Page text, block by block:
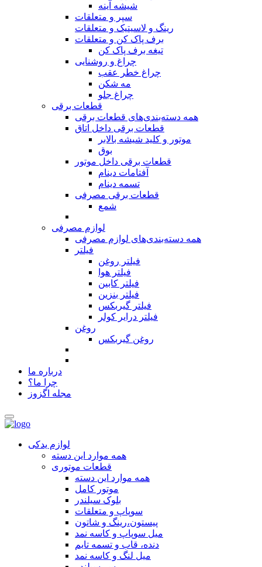
شیشه آینه
سپر و متعلقات
رینگ و لاسیتیک و متعلقات
برف پاک کن و متعلقات
تیغه برف پاک کن
چراغ و روشنایی
چراغ خطر عقب
مه شکن
چراغ جلو
قطعات برقی
همه دسته‌بندی‌های قطعات برقی
قطعات برقی داخل اتاق
موتور و کلید شیشه بالابر
بوق
قطعات برقی داخل موتور
آفتامات دینام
تسمه‌‌ دینام
قطعات برقی مصرفی
شمع
لوازم مصرفی
همه دسته‌بندی‌های لوازم مصرفی
فیلتر
فیلتر روغن
فیلتر هوا
فیلتر کابین
فیلتر بنزین
فیلتر گیربکس
فیلتر درایر کولر
روغن
روغن گیربکس
درباره ما
چرا ما؟
مجله اگزوز
لوازم یدکی
همه موارد این دسته
قطعات موتوری
همه موارد این دسته
موتور کامل
بلوک سیلندر
سوپاپ و متعلقات
پیستون،رینگ و شاتون
میل سوپاپ و کاسه نمد
دنده، قاب و تسمه تایم
میل لنگ و کاسه نمد